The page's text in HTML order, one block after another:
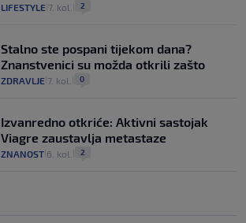
LIFESTYLE 7. kol. 2
Stalno ste pospani tijekom dana?
Znanstvenici su možda otkrili zašto
ZDRAVLJE 7. kol. 0
Izvanredno otkriće: Aktivni sastojak
Viagre zaustavlja metastaze
ZNANOST 6. kol. 2